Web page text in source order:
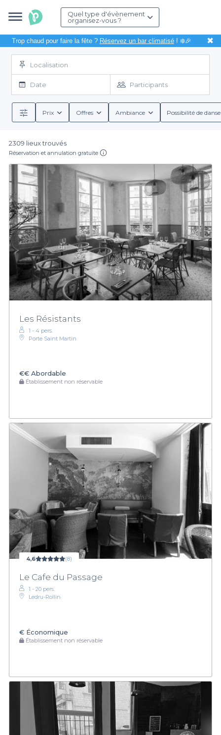
Quel type d'évènement
organisez-vous ?
Trop chaud pour faire la fête ? Réservez un bar climatisé! ❄️🎉 ✖
Localisation
Date Participants
Prix Offres Ambiance Possibilité de
2309 lieux trouvés
Réservation et annulation gratuite
Les Résistants
1 - 4 pers.
Porte Saint Martin
€€ Abordable
Établissement non réservable
4,6 (8)
Le Cafe du Passage
1 - 20 pers.
Ledru-Rollin
€ Économique
Établissement non réservable